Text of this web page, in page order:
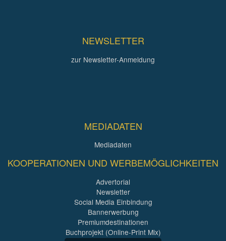
NEWSLETTER
zur Newsletter-Anmeldung
MEDIADATEN
Mediadaten
KOOPERATIONEN UND WERBEMÖGLICHKEITEN
Advertorial
Newsletter
Social Media Einbindung
Bannerwerbung
Premiumdestinationen
Buchprojekt (Online-Print Mix)